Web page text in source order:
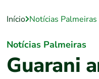
Início Notícias Palmeiras
Notícias Palmeiras
Guarani